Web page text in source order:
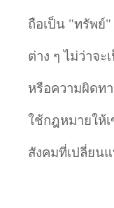
ถือเป็น "ทรัพย์
ต่าง ๆ ไม่ว่าจ
หรือความผิดท
ใช้กฎหมายให้
สังคมที่เปลี่ยนแ